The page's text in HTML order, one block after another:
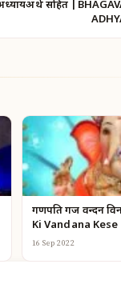
अध्यायअर्थ सहित
गणपति गज वन्दन
Ki Vandana Kese
16 Sep 2022